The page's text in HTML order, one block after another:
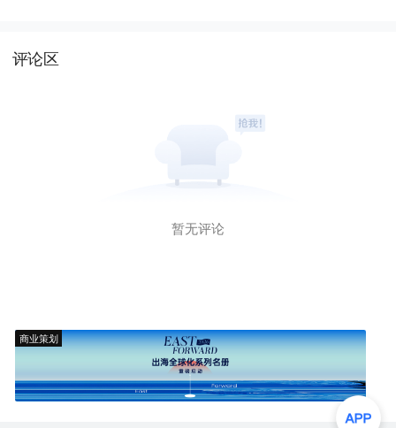
评论区
暂无评论
商业策划